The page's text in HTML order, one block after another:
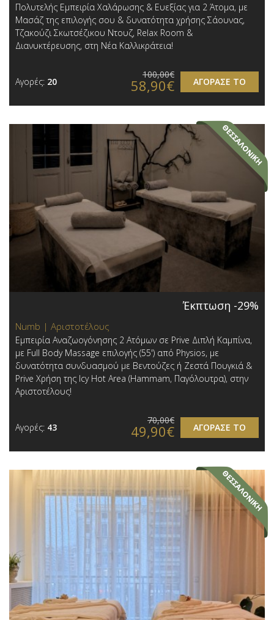
Πολυτελής Εμπειρία Χαλάρωσης & Ευεξίας για 2 Άτομα, με
Μασάζ της επιλογής σου & δυνατότητα χρήσης Σάουνας,
Τζακούζι Σκωτσέζικου Ντουζ, Relax Room &
Διανυκτέρευσης, στη Νέα Καλλικράτεια!
Αγορές: 20 ΑΓΟΡΑΣΕ ΤΟ
100,00€
58,90€
Έκπτωση -29%
Numb | Αριστοτέλους
Εμπειρία Αναζωογόνησης 2 Ατόμων σε Prive Διπλή Καμπίνα,
με Full Body Massage επιλογής (55') από Physios, με
δυνατότητα συνδυασμού με Βεντούζες ή Ζεστά Πουγκιά &
Prive Χρήση της Icy Hot Area (Hammam, Παγόλουτρα), στην
Αριστοτέλους!
Αγορές: 43 ΑΓΟΡΑΣΕ ΤΟ
70,00€
49,90€